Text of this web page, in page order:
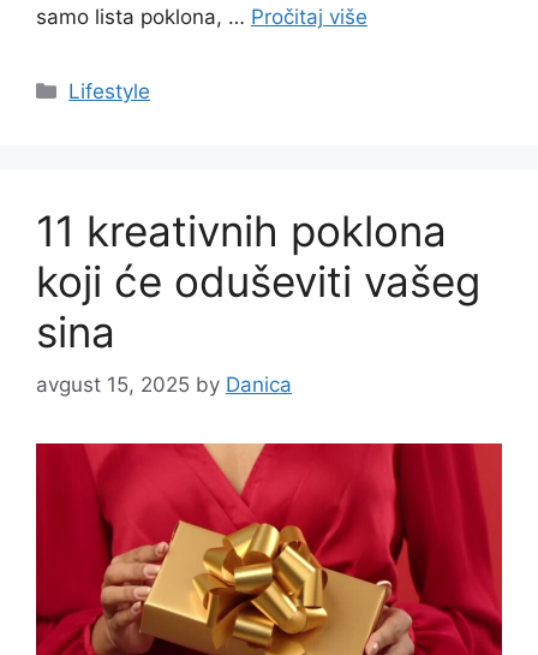
samo lista poklona, … Pročitaj više
Categories
Lifestyle
11 kreativnih poklona
koji će oduševiti vašeg
sina
avgust 15, 2025 by Danica